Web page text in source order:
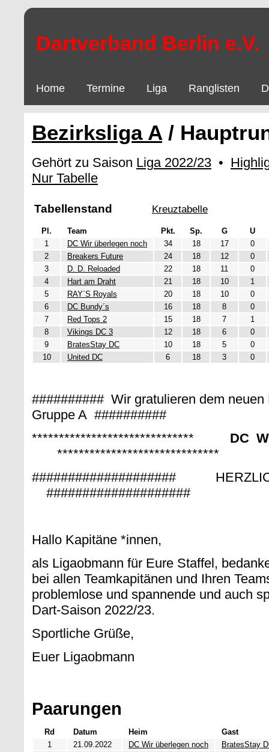
Dartverband Berlin e.V.
Home Termine Liga Ranglisten
Bezirksliga A /
Gehört zu Saison Liga 2022/23 •
Nur Tabelle
Tabellenstand Kreuztabelle
Pl. Team Pkt. Sp. G
U
1
DC Wir überlegen noch 34 18 17
0
2
Breakers Future 24 18 12
0
3
D. D. Reloaded 22 18 11
0
4
Hart am Draht 21 18 10
1
5
RAY´S Royals 20 18 10
0
6
DC Bundy´s 16 18 8
0
7
Red Tops 2 15 18 7
1
8
Vikings DC 3 12 18 6
0
9
BratesStay DC 10 18 5
0
10
United DC 6 18 3 0
########## Wir gratulieren dem
Gruppe A ##########
****************************** DC
******************************
####################
####################
Hallo Kapitäne *innen,
als Ligaobmann für Eure Staffel,
bei allen Teamkapitänen und Ihren
problemlose und spannende und auch
Dart-Saison 2022/23.
Sportliche Grüße,
Euer Ligaobmann
Paarungen
Rd Datum Heim
Gast
1
21.09.2022 DC Wir überlegen noch
BratesStay